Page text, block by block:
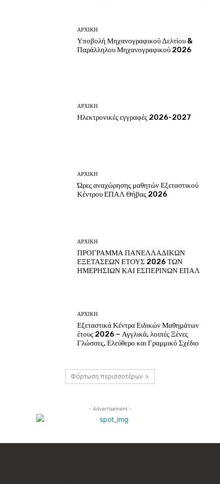
ΑΡΧΙΚΗ
Υποβολή Μηχανογραφικού Δελτίου &
Παράλληλου Μηχανογραφικού 2026
ΑΡΧΙΚΗ
Ηλεκτρονικές εγγραφές 2026-2027
ΑΡΧΙΚΗ
Ώρες αναχώρησης μαθητών Εξεταστικού
Κέντρου ΕΠΑΛ Θήβας 2026
ΑΡΧΙΚΗ
ΠΡΟΓΡΑΜΜΑ ΠΑΝΕΛΛΑΔΙΚΩΝ
ΕΞΕΤΑΣΕΩΝ ΕΤΟΥΣ 2026 ΤΩΝ
ΗΜΕΡΗΣΙΩΝ ΚΑΙ ΕΣΠΕΡΙΝΩΝ ΕΠΑΛ
ΑΡΧΙΚΗ
Εξεταστικά Κέντρα Ειδικών Μαθημάτων
έτους 2026 – Αγγλικά, λοιπές Ξένες
Γλώσσες, Ελεύθερο και Γραμμικό Σχέδιο
Φόρτωση περισσοτέρων
- Advertisement -